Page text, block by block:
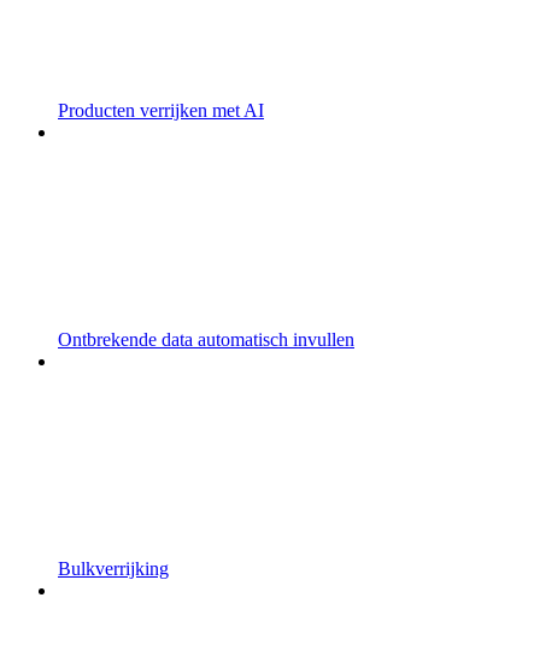
Producten verrijken met AI
Ontbrekende data automatisch invullen
Bulkverrijking